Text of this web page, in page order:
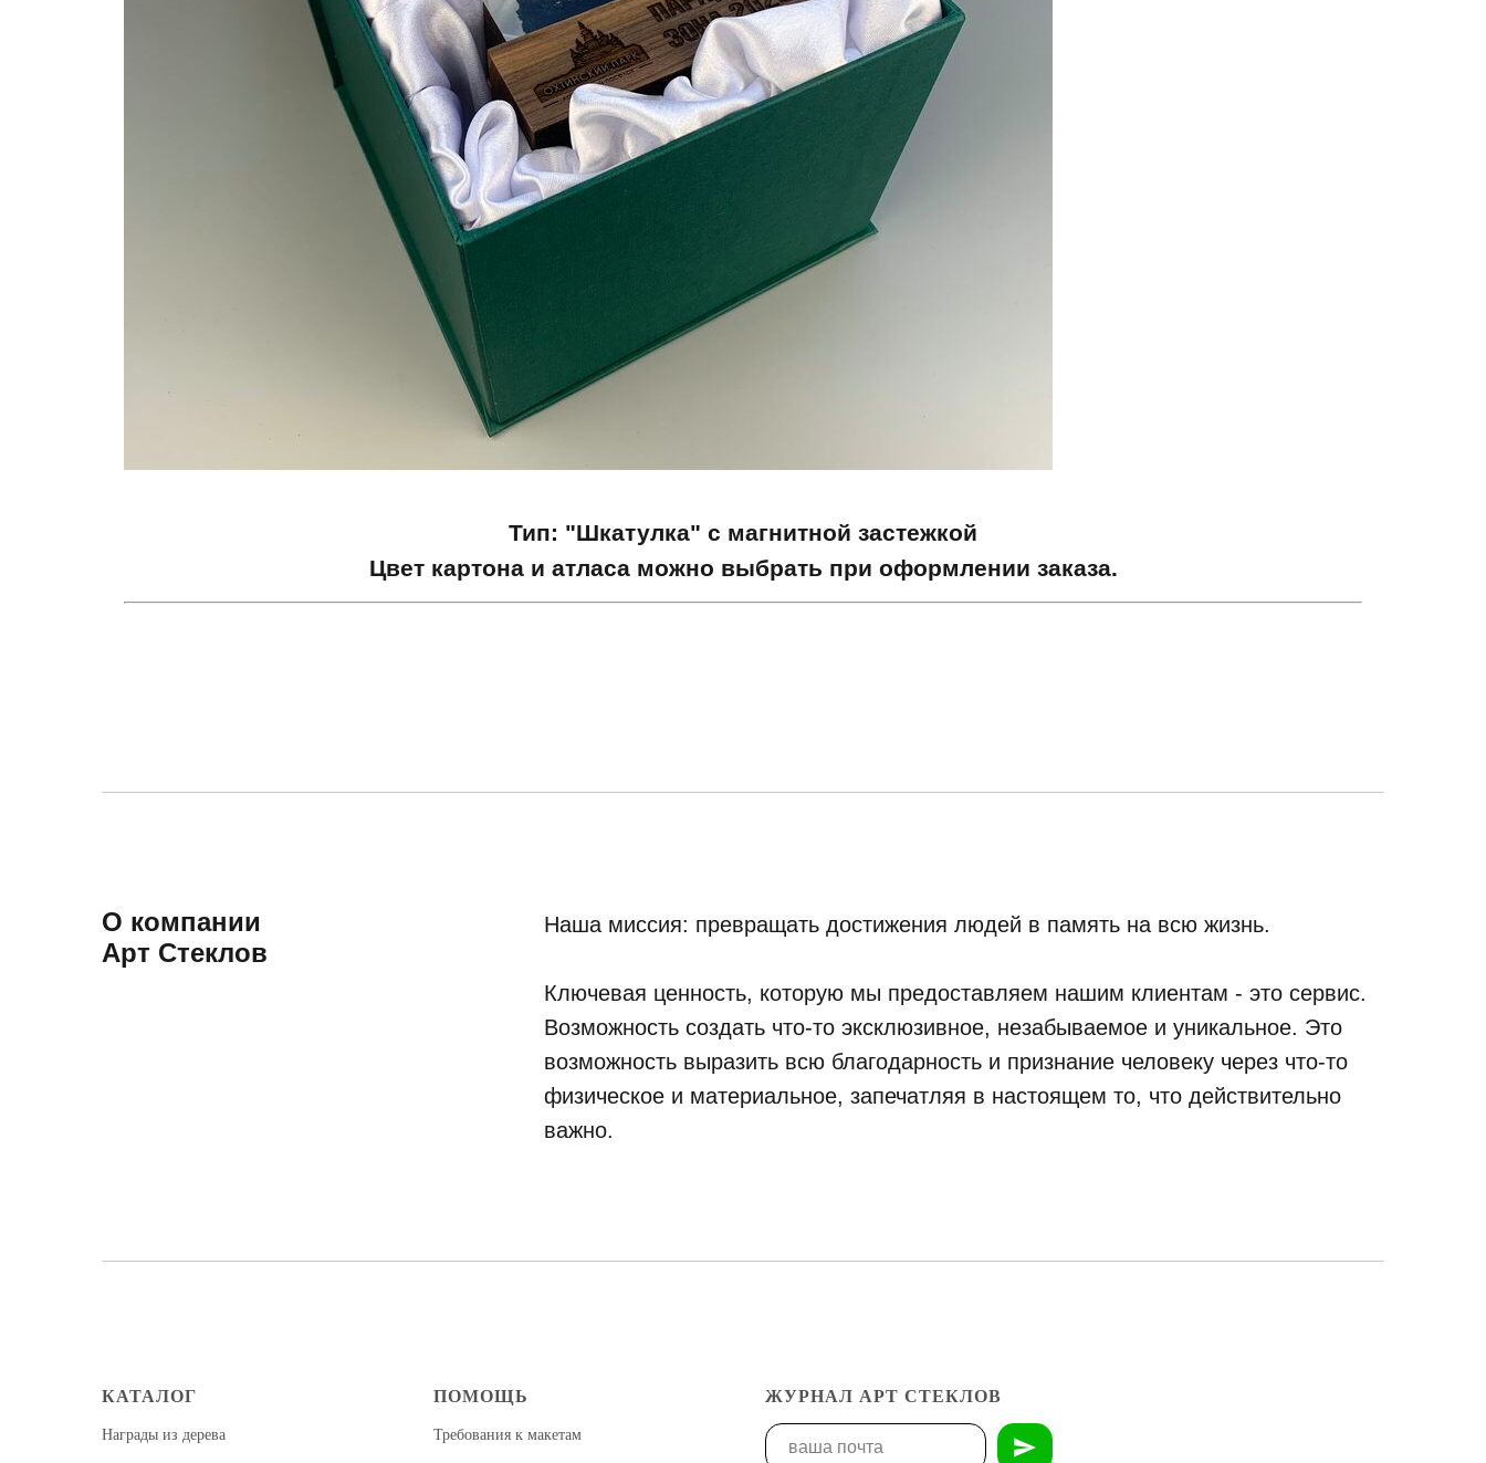
Тип: "Шкатулка" с магнитной застежкой
Цвет картона и атласа можно выбрать при оформлении заказа.
О компании
Арт Стеклов
Наша миссия: превращать достижения людей в память на всю жизнь.
Ключевая ценность, которую мы предоставляем нашим клиентам - это сервис.
Возможность создать что-то эксклюзивное, незабываемое и уникальное. Это
возможность выразить всю благодарность и признание человеку через что-то
физическое и материальное, запечатляя в настоящем то, что действительно
важно.
КАТАЛОГ
Награды из дерева
ПОМОЩЬ
Требования к макетам
ЖУРНАЛ АРТ СТЕКЛОВ